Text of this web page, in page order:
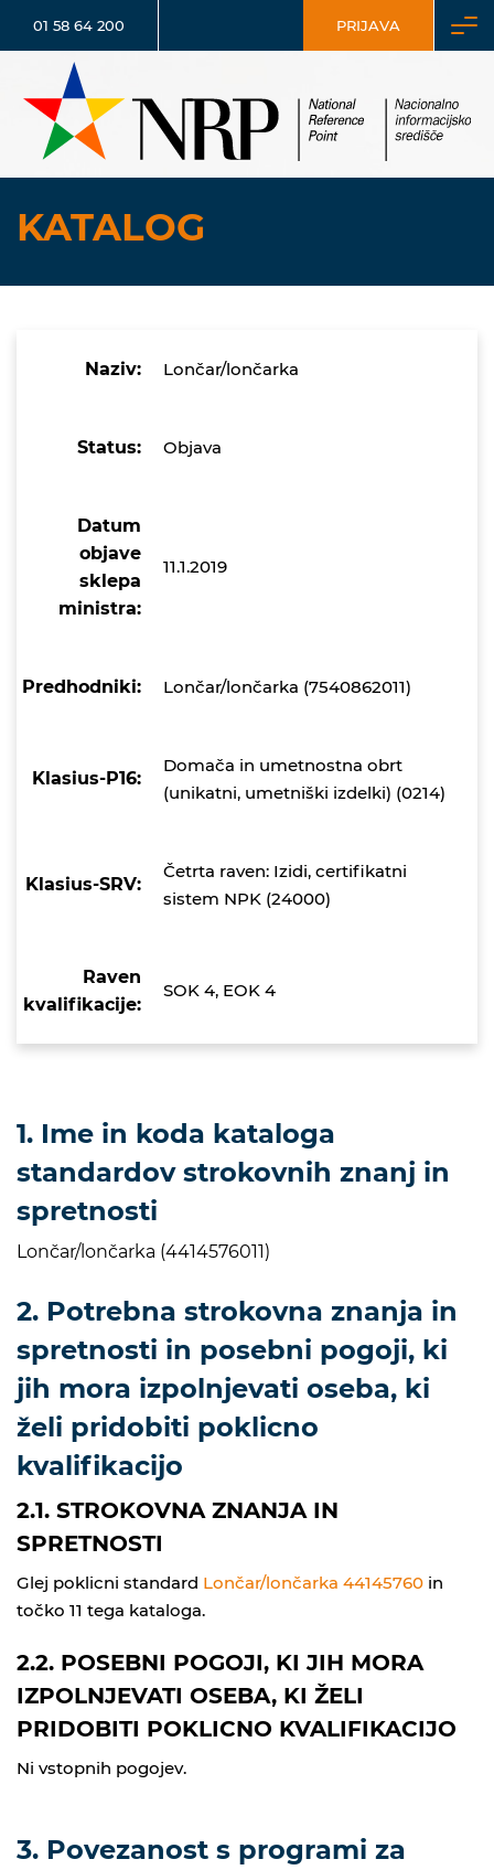
01 58 64 200 PRIJAVA
KATALOG
Naziv: Lončar/lončarka
Status: Objava
Datum
objave
sklepa
ministra:
11.1.2019
Predhodniki: Lončar/lončarka (7540862011)
Klasius-P16:
Domača in umetnostna obrt
(unikatni, umetniški izdelki) (0214)
Klasius-SRV:
Četrta raven: Izidi, certifikatni
sistem NPK (24000)
Raven
kvalifikacije:
SOK 4, EOK 4
1. Ime in koda kataloga
standardov strokovnih znanj in
spretnosti
Lončar/lončarka (4414576011)
2. Potrebna strokovna znanja in
spretnosti in posebni pogoji, ki
jih mora izpolnjevati oseba, ki
želi pridobiti poklicno
kvalifikacijo
2.1. STROKOVNA ZNANJA IN
SPRETNOSTI
Glej poklicni standard Lončar/lončarka 44145760 in
točko 11 tega kataloga.
2.2. POSEBNI POGOJI, KI JIH MORA
IZPOLNJEVATI OSEBA, KI ŽELI
PRIDOBITI POKLICNO KVALIFIKACIJO
Ni vstopnih pogojev.
3. Povezanost s programi za